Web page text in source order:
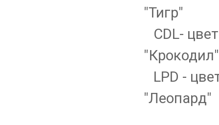
"Тигр"
CDL-
"Крокодил"
LPD -
"Леопард"